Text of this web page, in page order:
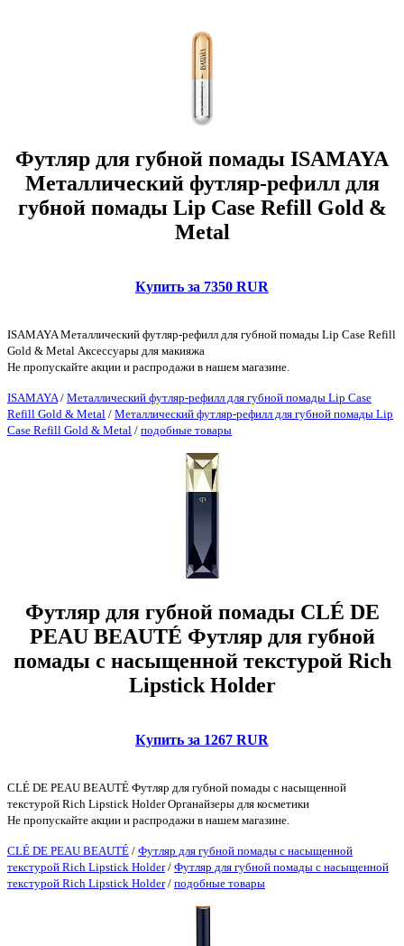
Футляр для губной помады ISAMAYA
Металлический футляр-рефилл для
губной помады Lip Case Refill Gold &
Metal
Купить за 7350 RUR
ISAMAYA Металлический футляр-рефилл для губной помады Lip Case Refill
Gold & Metal Аксессуары для макияжа
Не пропускайте акции и распродажи в нашем магазине.
ISAMAYA/ Металлический футляр-рефилл для губной помады Lip Case
Refill Gold & Metal / Металлический футляр-рефилл для губной помады Lip
Case Refill Gold & Metal / подобные товары
Футляр для губной помады CLÉ DE
PEAU BEAUTÉ Футляр для губной
помады с насыщенной текстурой Rich
Lipstick Holder
Купить за 1267 RUR
CLÉ DE PEAU BEAUTÉ Футляр для губной помады с насыщенной
текстурой Rich Lipstick Holder Органайзеры для косметики
Не пропускайте акции и распродажи в нашем магазине.
CLÉ DE PEAU BEAUTÉ / Футляр для губной помады с насыщенной
текстурой Rich Lipstick Holder/ Футляр для губной помады с насыщенной
текстурой Rich Lipstick Holder/ подобные товары